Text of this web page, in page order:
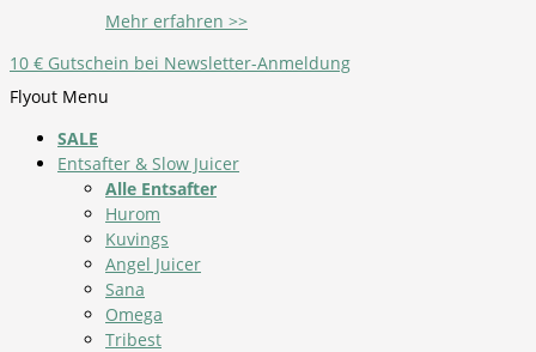
Mehr erfahren >>
10 € Gutschein bei Newsletter-Anmeldung
Flyout Menu
SALE
Entsafter & Slow Juicer
Alle Entsafter
Hurom
Kuvings
Angel Juicer
Sana
Omega
Tribest